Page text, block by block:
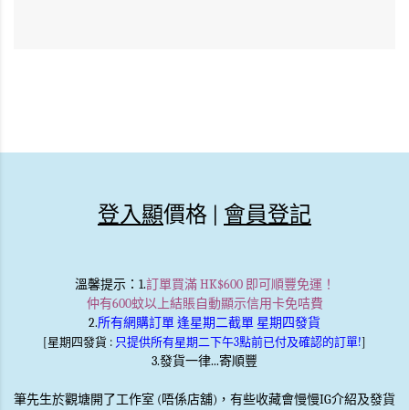
登入顯價格 | 會員登記
溫馨提示：1.訂單買滿 HK$600 即可順豐免運！
仲有600蚊以上結賬自動顯示信用卡免咭費
2.所有網購訂單 逢星期二截單 星期四發貨
[星期四發貨 : 只提供所有星期二下午3點前已付及確認的訂單!]
3.發貨一律...寄順豐
筆先生於觀塘開了工作室 (唔係店舖)，有些收藏會慢慢IG介紹及發貨